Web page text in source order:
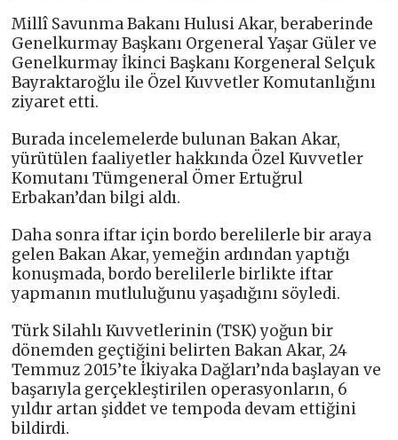
Millî Savunma Bakanı Hulusi Akar, beraberinde
Genelkurmay Başkanı Orgeneral Yaşar Güler ve
Genelkurmay İkinci Başkanı Korgeneral Selçuk
Bayraktaroğlu ile Özel Kuvvetler Komutanlığını
ziyaret etti.
Burada incelemelerde bulunan Bakan Akar,
yürütülen faaliyetler hakkında Özel Kuvvetler
Komutanı Tümgeneral Ömer Ertuğrul
Erbakan’dan bilgi aldı.
Daha sonra iftar için bordo berelilerle bir araya
gelen Bakan Akar, yemeğin ardından yaptığı
konuşmada, bordo berelilerle birlikte iftar
yapmanın mutluluğunu yaşadığını söyledi.
Türk Silahlı Kuvvetlerinin (TSK) yoğun bir
dönemden geçtiğini belirten Bakan Akar, 24
Temmuz 2015’te İkiyaka Dağları’nda başlayan ve
başarıyla gerçekleştirilen operasyonların, 6
yıldır artan şiddet ve tempoda devam ettiğini
bildirdi.